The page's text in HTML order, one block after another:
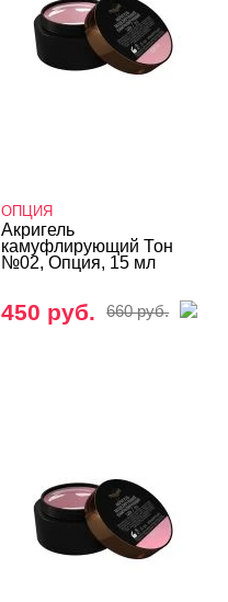
ОПЦИЯ
Акригель
камуфлирующий Тон
№02, Опция, 15 мл
450 руб. 660 руб.